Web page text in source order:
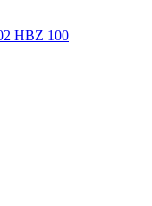
HBZ 100